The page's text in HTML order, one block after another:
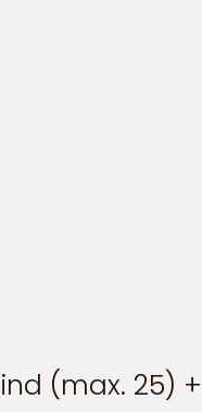
(max. 25)